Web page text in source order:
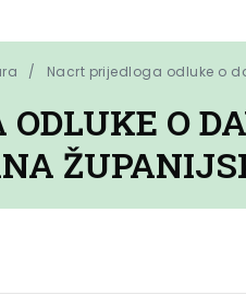
Nacrt prijedloga odluke o
ODLUKE O